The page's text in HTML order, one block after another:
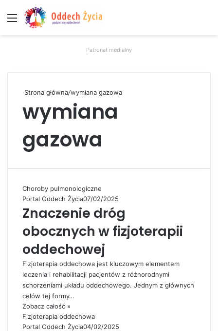
Menu
Patronat medialny
Strona główna/wymiana gazowa
wymiana
gazowa
Choroby pulmonologiczne
Portal Oddech Życia07/02/2025
Znaczenie dróg
obocznych w fizjoterapii
oddechowej
Fizjoterapia oddechowa jest kluczowym elementem
leczenia i rehabilitacji pacjentów z różnorodnymi
schorzeniami układu oddechowego. Jednym z głównych
celów tej formy…
Zobacz całość »
Fizjoterapia oddechowa
Portal Oddech Życia04/02/2025